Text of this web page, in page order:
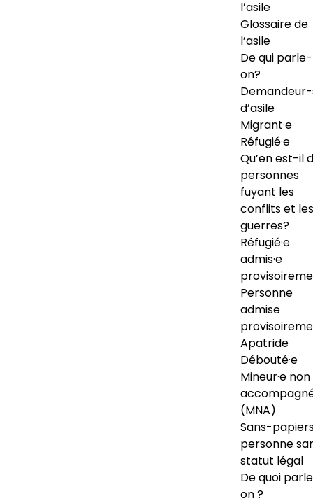
l’asile
Glossaire de
l’asile
De qui
on?
d’asile
Migrant·e
Réfugié·e
Qu’en est-il
personnes
fuyant les
conflits et les
guerres?
Réfugié·e
admis·e
Personne
admise
Apatride
Débouté·e
Mineur·e non
(MNA)
Sans-
personne
statut légal
De quoi
on ?